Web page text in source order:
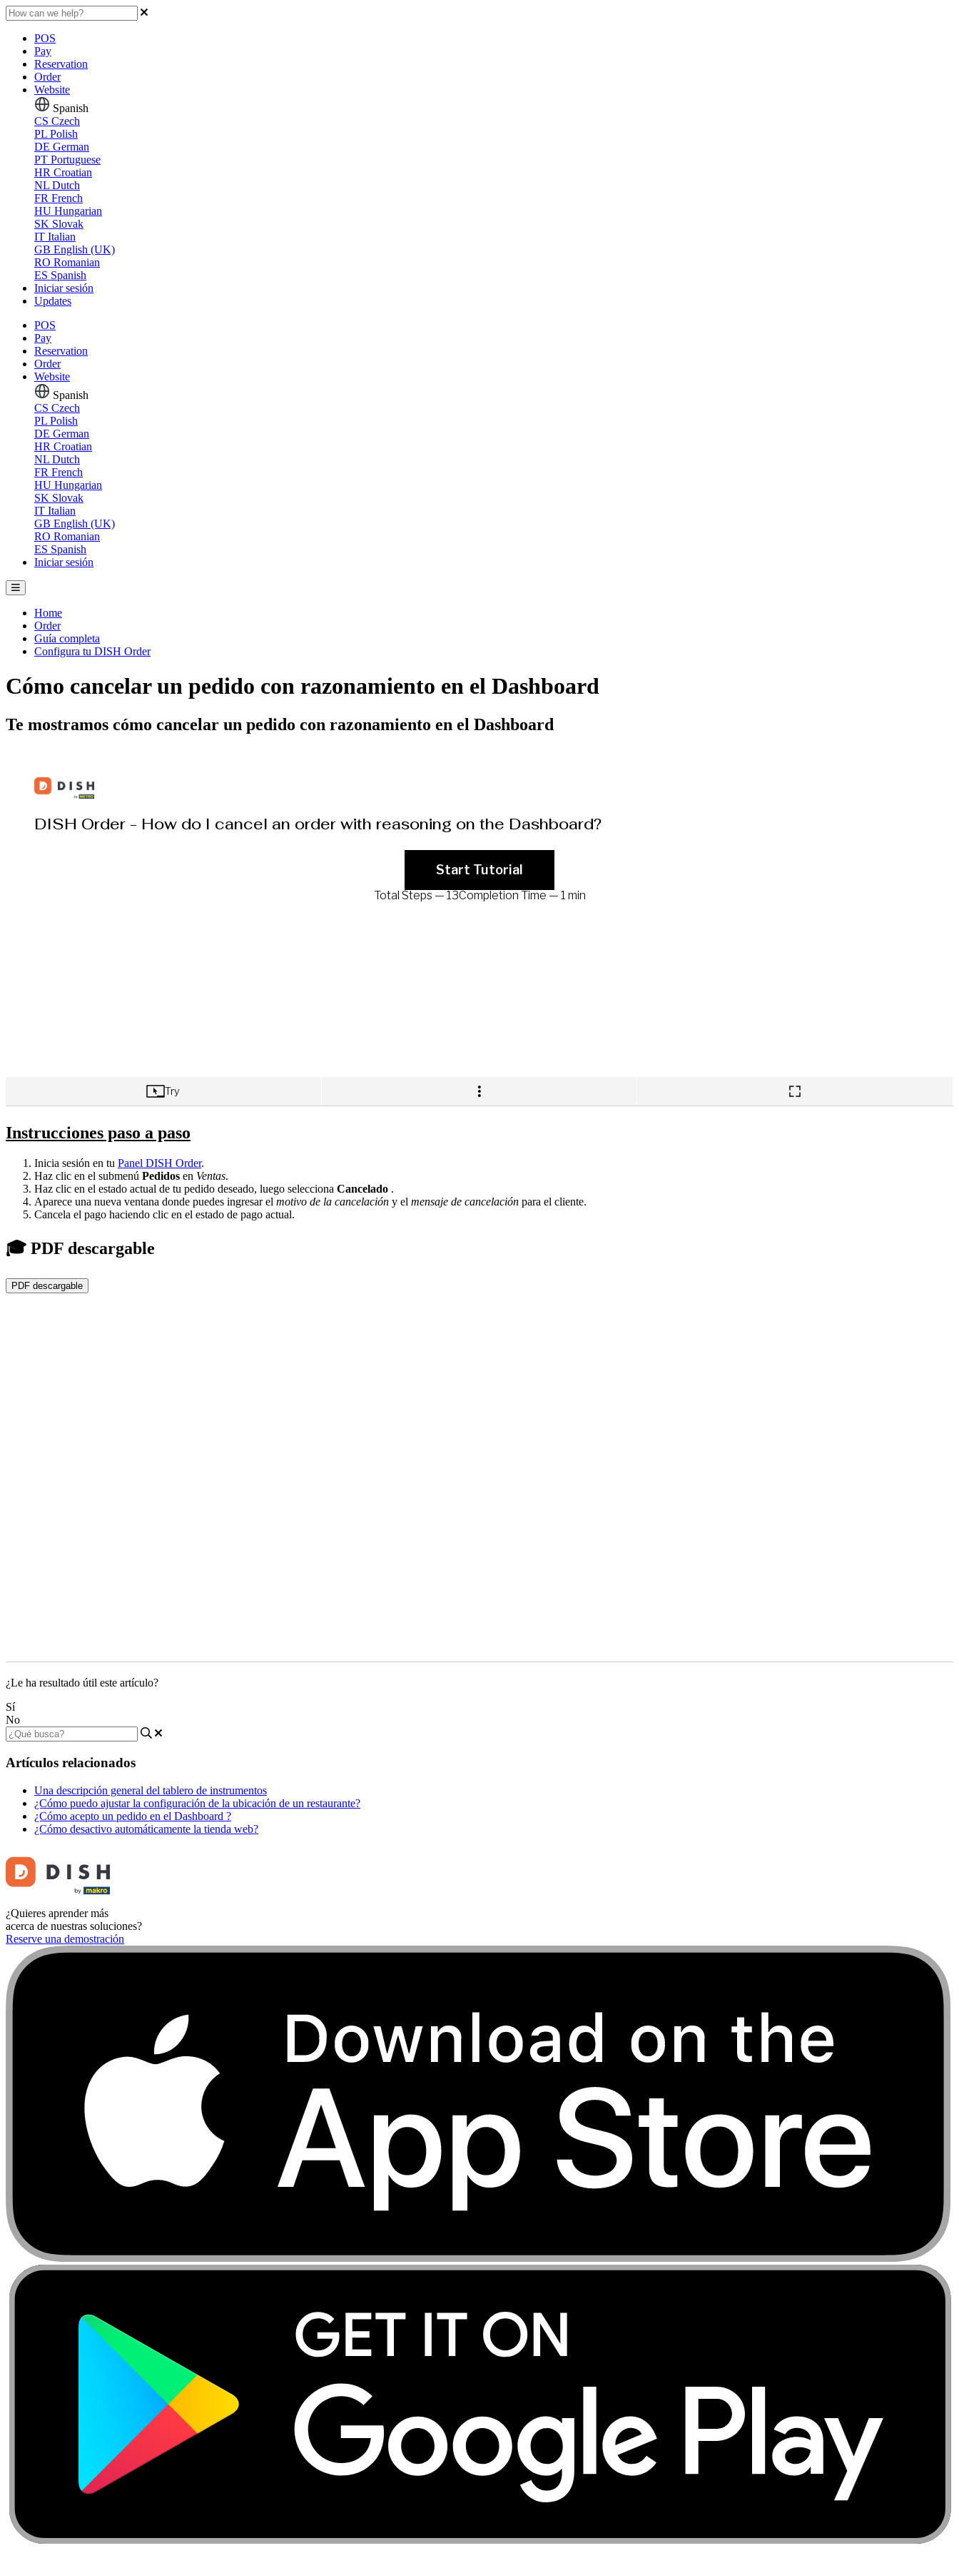
POS
Pay
Reservation
Order
Website
Spanish
CS Czech
PL Polish
DE German
PT Portuguese
HR Croatian
NL Dutch
FR French
HU Hungarian
SK Slovak
IT Italian
GB English (UK)
RO Romanian
ES Spanish
Iniciar sesión
Updates
POS
Pay
Reservation
Order
Website
Spanish
CS Czech
PL Polish
DE German
HR Croatian
NL Dutch
FR French
HU Hungarian
SK Slovak
IT Italian
GB English (UK)
RO Romanian
ES Spanish
Iniciar sesión
Home
Order
Guía completa
Configura tu DISH Order
Cómo cancelar un pedido con razonamiento en el Dashboard
Te mostramos cómo cancelar un pedido con razonamiento en el Dashboard
Instrucciones paso a paso
Inicia sesión en tu Panel DISH Order.
Haz clic en el submenú Pedidos en Ventas.
Haz clic en el estado actual de tu pedido deseado, luego selecciona Cancelado .
Aparece una nueva ventana donde puedes ingresar el motivo de la cancelación y el mensaje de cancelación para el cliente.
Cancela el pago haciendo clic en el estado de pago actual.
🎓 PDF descargable
PDF descargable
¿Le ha resultado útil este artículo?
Sí
No
Artículos relacionados
Una descripción general del tablero de instrumentos
¿Cómo puedo ajustar la configuración de la ubicación de un restaurante?
¿Cómo acepto un pedido en el Dashboard ?
¿Cómo desactivo automáticamente la tienda web?
¿Quieres aprender más
acerca de nuestras soluciones?
Reserve una demostración